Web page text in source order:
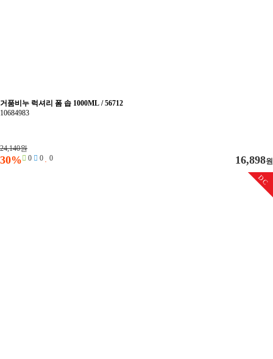
거품비누 럭셔리 폼 솝 1000ML / 56712
10684983
24,140원
30% 16,898원
0 0 0
DC